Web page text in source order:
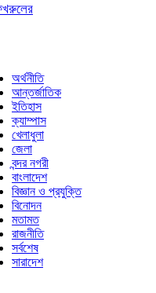
অর্থনীতি
আন্তর্জাতিক
ইতিহাস
ক্যাম্পাস
খেলাধুলা
জেলা
বন্দর নগরী
বাংলাদেশ
বিজ্ঞান ও প্রযুক্তি
বিনোদন
মতামত
রাজনীতি
সর্বশেষ
সারাদেশ